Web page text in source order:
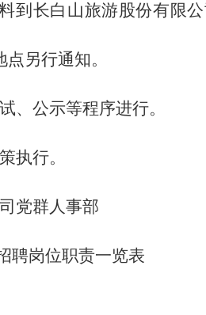
到长白山旅游股份有限公
另行通知。
、公示等程序进行。
执行。
党群人事部
聘岗位职责一览表